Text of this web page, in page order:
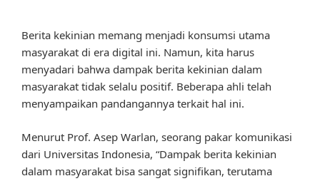
Berita kekinian memang menjadi konsumsi utama
masyarakat di era digital ini. Namun, kita harus
menyadari bahwa dampak berita kekinian dalam
masyarakat tidak selalu positif. Beberapa ahli telah
menyampaikan pandangannya terkait hal ini.
Menurut Prof. Asep Warlan, seorang pakar komunikasi
dari Universitas Indonesia, “Dampak berita kekinian
dalam masyarakat bisa sangat signifikan, terutama